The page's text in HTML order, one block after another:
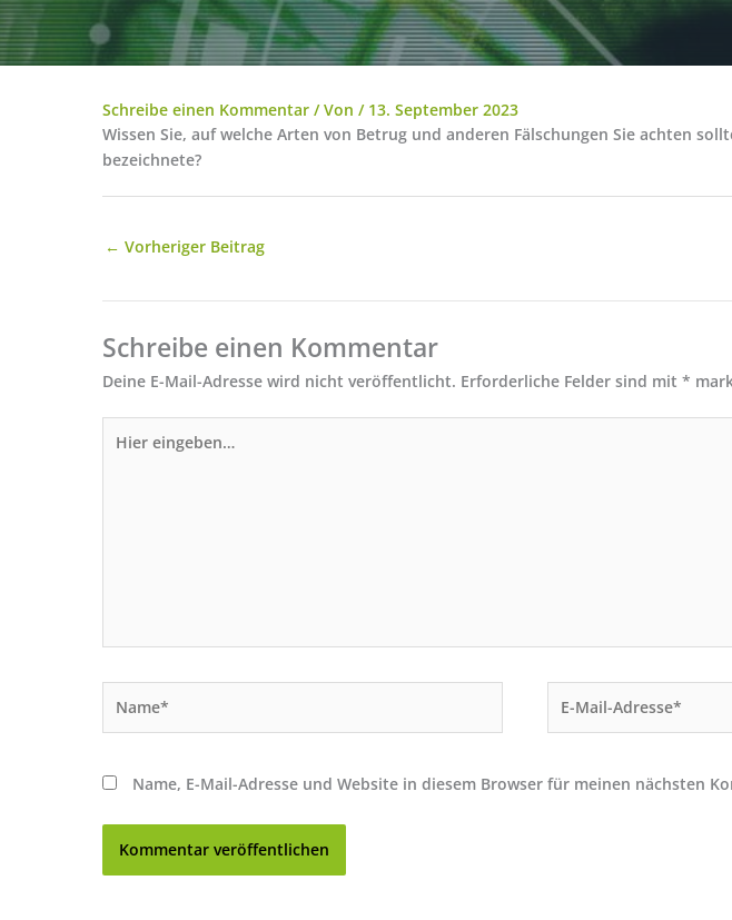
Schreibe einen Kommentar / Von / 13. September 2023
Wissen Sie, auf welche Arten von Betrug und anderen Fälschungen Sie achten
bezeichnete?
← Vorheriger Beitrag
Schreibe einen Kommentar
Deine E-Mail-Adresse wird nicht veröffentlicht. Erforderliche Felder sind mit *
eingeben…
Mail-
Name, E-Mail-Adresse und Website in diesem Browser für meinen nächsten